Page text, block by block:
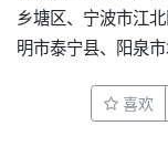
乡塘区、宁波市江
明市泰宁县、阳泉
喜欢